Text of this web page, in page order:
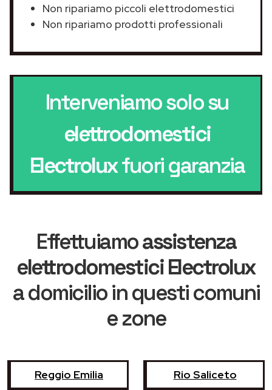
Non ripariamo piccoli elettrodomestici
Non ripariamo prodotti professionali
Interveniamo solo su
elettrodomestici
Electroluxfuori garanzia
Effettuiamoassistenza
elettrodomestici Electrolux
a domicilio in questi comuni
e zone
Reggio Emilia Rio Saliceto